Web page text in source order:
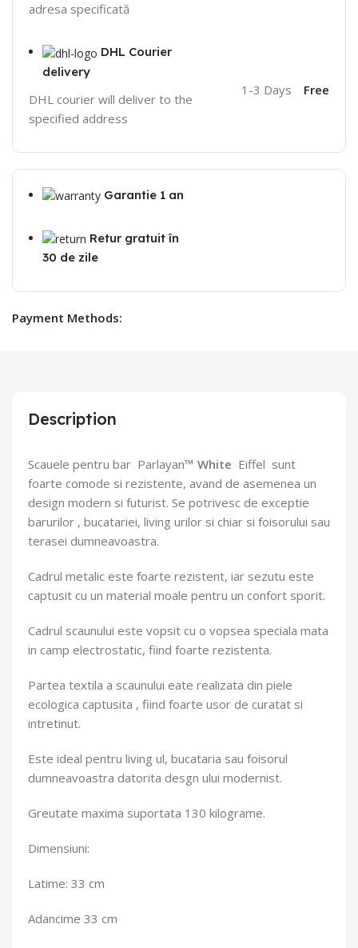
adresa specificată
DHL Courier
delivery
DHL courier will deliver to the
specified address
1-3 Days Free
Garantie 1 an
Retur gratuit în
30 de zile
Payment Methods:
Description
Scauele pentru bar Parlayan™ White Eiffel sunt
foarte comode si rezistente, avand de asemenea un
design modern si futurist. Se potrivesc de exceptie
barurilor , bucatariei, living urilor si chiar si foisorului sau
terasei dumneavoastra.
Cadrul metalic este foarte rezistent, iar sezutu este
captusit cu un material moale pentru un confort sporit.
Cadrul scaunului este vopsit cu o vopsea speciala mata
in camp electrostatic, fiind foarte rezistenta.
Partea textila a scaunului eate realizata din piele
ecologica captusita , fiind foarte usor de curatat si
intretinut.
Este ideal pentru living ul, bucataria sau foisorul
dumneavoastra datorita desgn ului modernist.
Greutate maxima suportata 130 kilograme.
Dimensiuni:
Latime: 33 cm
Adancime 33 cm